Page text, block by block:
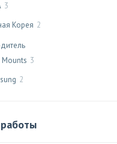
3
Корея 2
Mounts 3
2